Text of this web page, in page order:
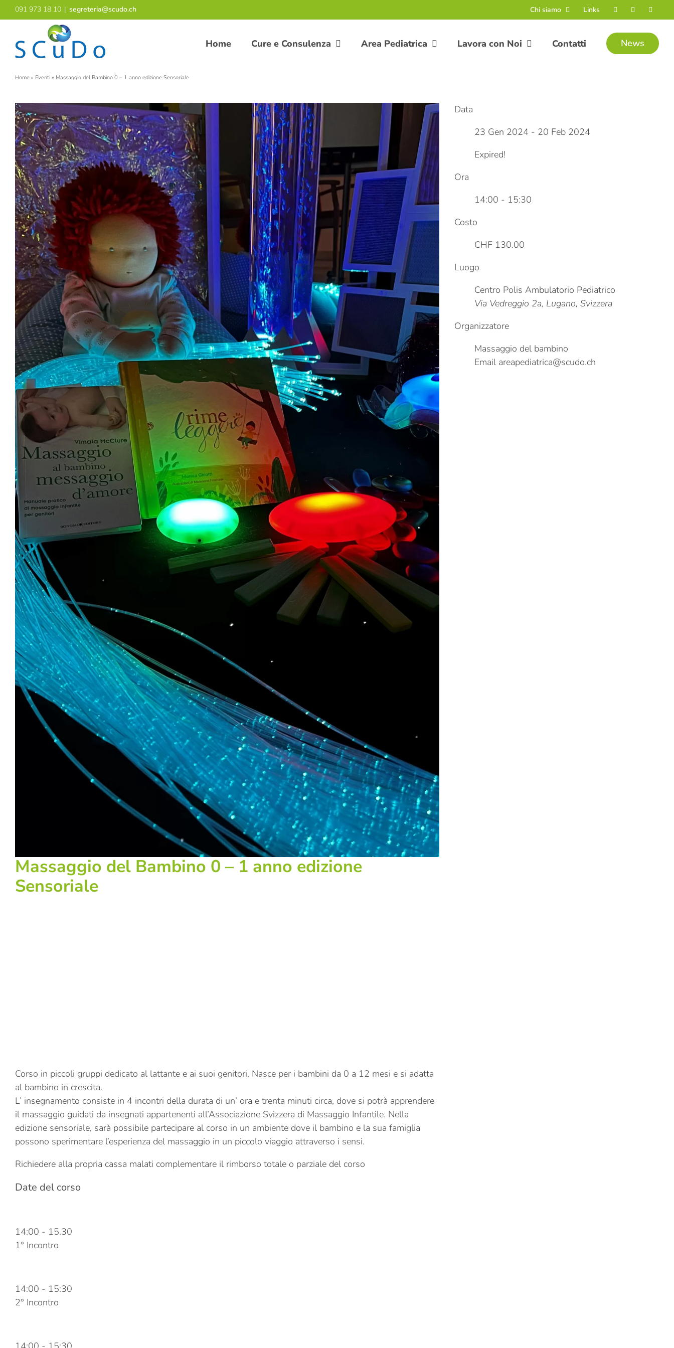
Salta
al
091 973 18 10 | segreteria@scudo.ch Chi siamo Links
Home Cure e Consulenza Area Pediatrica Lavora con Noi Contatti News
Home » Eventi » Massaggio del Bambino 0 – 1 anno edizione Sensoriale
Massaggio del Bambino 0 – 1 anno edizione
Sensoriale
Corso in piccoli gruppi dedicato al lattante e ai suoi genitori. Nasce per i bambini da 0 a 12 mesi e si adatta
al bambino in crescita.
L’ insegnamento consiste in 4 incontri della durata di un’ ora e trenta minuti circa, dove si potrà apprendere
il massaggio guidati da insegnati appartenenti all’Associazione Svizzera di Massaggio Infantile. Nella
edizione sensoriale, sarà possibile partecipare al corso in un ambiente dove il bambino e la sua famiglia
possono sperimentare l’esperienza del massaggio in un piccolo viaggio attraverso i sensi.
Richiedere alla propria cassa malati complementare il rimborso totale o parziale del corso
Date del corso
14:00 - 15.30
1° Incontro
14:00 - 15:30
2° Incontro
Data
23 Gen 2024 - 20 Feb 2024
Expired!
Ora
14:00 - 15:30
Costo
CHF 130.00
Luogo
Centro Polis Ambulatorio Pediatrico
Via Vedreggio 2a, Lugano, Svizzera
Organizzatore
Massaggio del bambino
Email areapediatrica@scudo.ch